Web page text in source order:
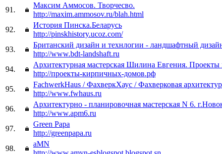
91.
Максим Аммосов. Творчесво.
http://maxim.ammosov.ru/blah.html
92.
История Пинска.Беларусь
http://pinskhistory.ucoz.com/
93.
Британский дизайн и технлогии - ландшафтный
http://www.bdt-landshaft.ru
94.
Архитектурная мастерская Шилина Евгения. Проекты
http://проекты-кирпичных-домов.рф
95.
FachwerkHaus / ФахверкХаус / Фахверковая
http://www.fwhaus.ru
96.
Архитектурно - планировочная мастерская N 6.
http://www.apm6.ru
97.
Green Papa
http://greenpapa.ru
98.
aMN